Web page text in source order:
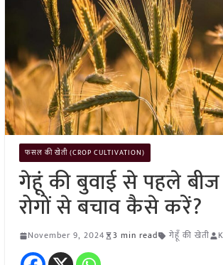
फसल की खेती (CROP CULTIVATION)
गेहूं की बुवाई से पहले
रोगों से बचाव कैसे करें?
November 9, 2024 3 min read गेहूँ की खेती